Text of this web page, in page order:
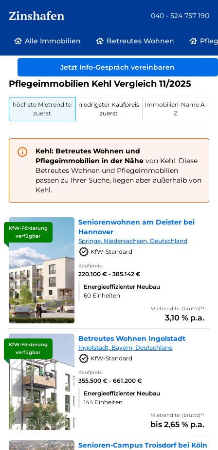
Zinshafen 040 - 524 757 190
Alle Immobilien Betreutes Wohnen
Jetzt Info-Gespräch vereinbaren
Betreutes Wohnen und Pflegeimmobilien Deutschland
Pflegeimmobilien Kehl Vergleich 11/2025
höchste Mietrendite
zuerst
niedrigster Kaufpreis
zuerst
Immobilien-Name A-
Z
Kehl: Betreutes Wohnen und
Pflegeimmobilien in der Nähevon Kehl: Diese
Betreutes Wohnen und Pflegeimmobilien
passen zu Ihrer Suche, liegen aber außerhalb von
Kehl.
KfW-Förderung
verfügbar
Seniorenwohnen am Deister bei
Hannover
Springe, Niedersachsen, Deutschland
KfW-Standard
Kaufpreis:
220.100 € - 385.142 €
Energieeffizienter Neubau
60 Einheiten
Mietrendite: (brutto)*¹
3,10 % p.a.
KfW-Förderung
verfügbar
Betreutes Wohnen Ingolstadt
Ingolstadt, Bayern, Deutschland
KfW-Standard
Kaufpreis:
355.500 € - 661.200 €
Energieeffizienter Neubau
144 Einheiten
Mietrendite: (brutto)*¹
bis 2,65 % p.a.
Senioren-Campus Troisdorf bei Köln